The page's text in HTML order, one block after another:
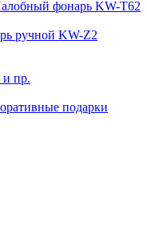
фонарь KW-T62
ручной KW-Z2
пр.
подарки